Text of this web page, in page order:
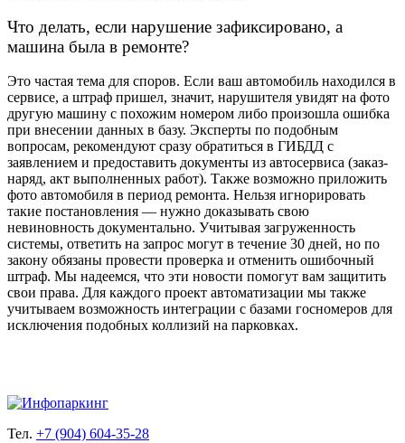
Что делать, если нарушение зафиксировано, а
машина была в ремонте?
Это частая тема для споров. Если ваш автомобиль находился в
сервисе, а штраф пришел, значит, нарушителя увидят на фото
другую машину с похожим номером либо произошла ошибка
при внесении данных в базу. Эксперты по подобным
вопросам, рекомендуют сразу обратиться в ГИБДД с
заявлением и предоставить документы из автосервиса (заказ-
наряд, акт выполненных работ). Также возможно приложить
фото автомобиля в период ремонта. Нельзя игнорировать
такие постановления — нужно доказывать свою
невиновность документально. Учитывая загруженность
системы, ответить на запрос могут в течение 30 дней, но по
закону обязаны провести проверка и отменить ошибочный
штраф. Мы надеемся, что эти новости помогут вам защитить
свои права. Для каждого проект автоматизации мы также
учитываем возможность интеграции с базами госномеров для
исключения подобных коллизий на парковках.
Тел. +7 (904) 604-35-28